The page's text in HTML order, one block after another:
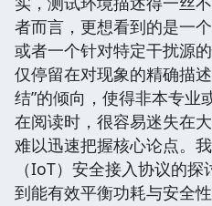
者而言，更想看到的是一
或者一个针对特定干扰源
仅停留在对现象的精确描
结”的倾向，使得非本专业
在阅读时，很容易迷失在
难以迅速把握核心论点。
（IoT）安全接入协议的
到能有效平衡功耗与安全